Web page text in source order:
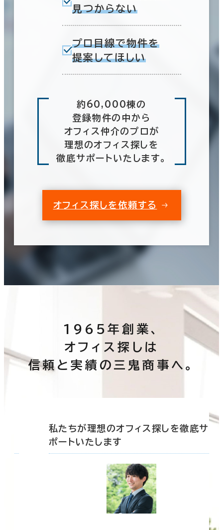
見つからない
プロ目線で物件を
提案してほしい
約60,000棟の
登録物件の中から
オフィス仲介のプロが
理想のオフィス探しを
徹底サポートいたします。
オフィス探しを依頼する
1965年創業、
オフィス探しは
信頼と実績の三鬼商事へ。
私たちが理想のオフィス探しを徹底サ
ポートいたします